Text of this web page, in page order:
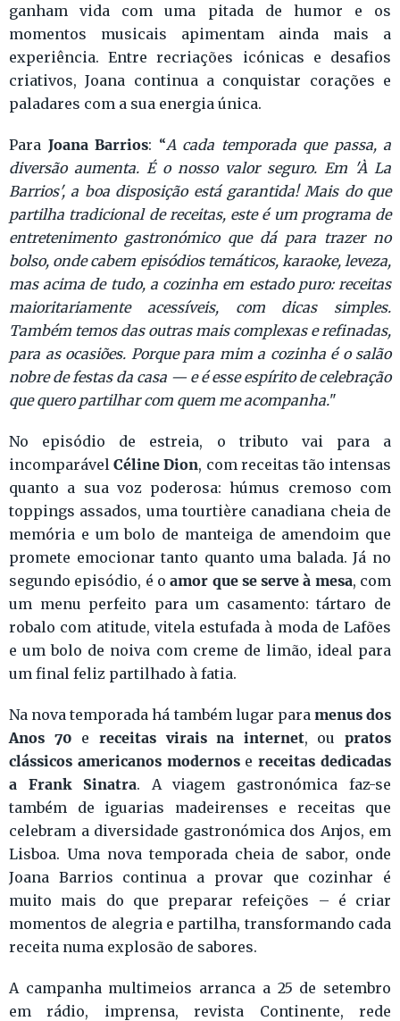
ganham vida com uma pitada de humor e os
momentos musicais apimentam ainda mais a
experiência. Entre recriações icónicas e desafios
criativos, Joana continua a conquistar corações e
paladares com a sua energia única.
Para Joana Barrios: “A cada temporada que passa, a
diversão aumenta. É o nosso valor seguro. Em 'À La
Barrios', a boa disposição está garantida! Mais do que
partilha tradicional de receitas, este é um programa de
entretenimento gastronómico que dá para trazer no
bolso, onde cabem episódios temáticos, karaoke, leveza,
mas acima de tudo, a cozinha em estado puro: receitas
maioritariamente acessíveis, com dicas simples.
Também temos das outras mais complexas e refinadas,
para as ocasiões. Porque para mim a cozinha é o salão
nobre de festas da casa — e é esse espírito de celebração
que quero partilhar com quem me acompanha."
No episódio de estreia, o tributo vai para a
incomparávelCéline Dion, com receitas tão intensas
quanto a sua voz poderosa: húmus cremoso com
toppings assados, uma tourtière canadiana cheia de
memória e um bolo de manteiga de amendoim que
promete emocionar tanto quanto uma balada. Já no
segundo episódio, é oamor que se serve à mesa, com
um menu perfeito para um casamento: tártaro de
robalo com atitude, vitela estufada à moda de Lafões
e um bolo de noiva com creme de limão, ideal para
um final feliz partilhado à fatia.
Na nova temporada há também lugar para menus dos
Anos 70 e receitas virais na internet, ou pratos
clássicos americanos modernos ereceitas dedicadas
a Frank Sinatra. A viagem gastronómica faz-se
também de iguarias madeirenses e receitas que
celebram a diversidade gastronómica dos Anjos, em
Lisboa. Uma nova temporada cheia de sabor, onde
Joana Barrios continua a provar que cozinhar é
muito mais do que preparar refeições – é criar
momentos de alegria e partilha, transformando cada
receita numa explosão de sabores.
A campanha multimeios arranca a 25 de setembro
em rádio, imprensa, revista Continente, rede